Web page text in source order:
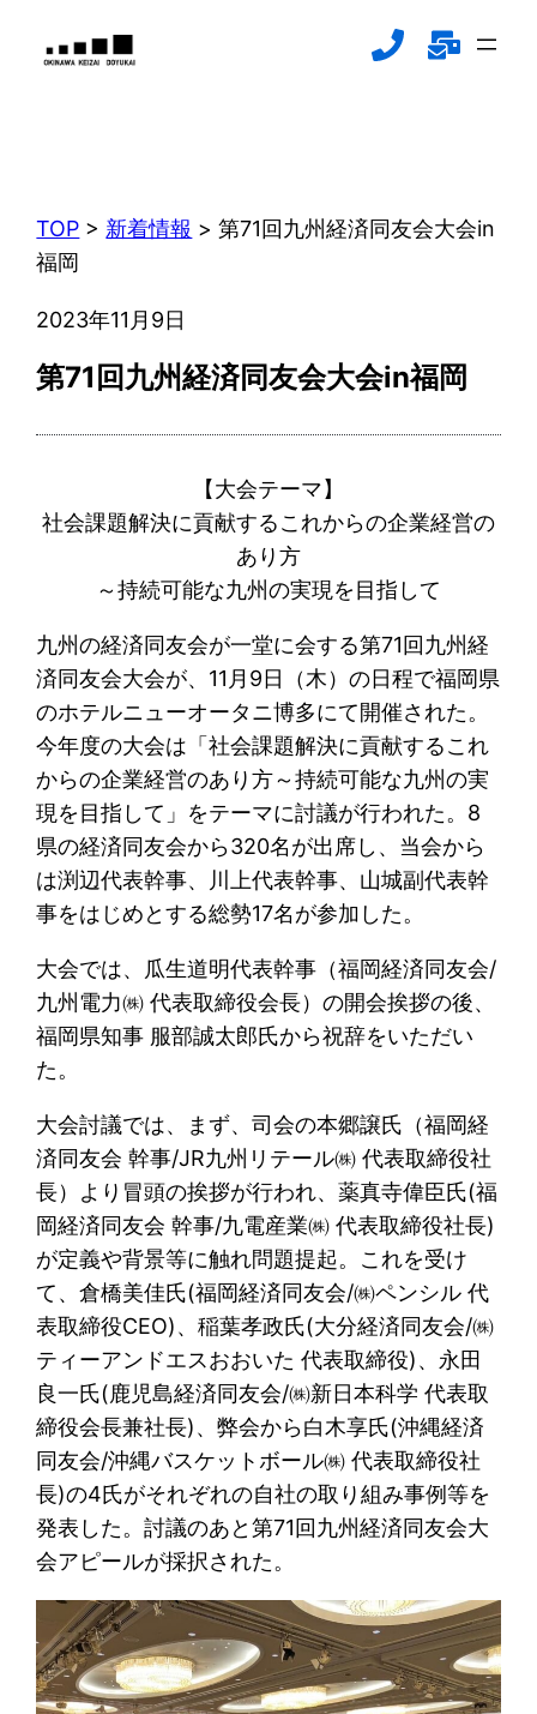
TOP > 新着情報 >第71回九州経済同友会大会in
福岡
2023年11月9日
第71回九州経済同友会大会in福岡
【大会テーマ】
社会課題解決に貢献するこれからの企業経営の
あり方
～持続可能な九州の実現を目指して
九州の経済同友会が一堂に会する第71回九州経
済同友会大会が、11月9日（木）の日程で福岡県
のホテルニューオータニ博多にて開催された。
今年度の大会は「社会課題解決に貢献するこれ
からの企業経営のあり方～持続可能な九州の実
現を目指して」をテーマに討議が行われた。8
県の経済同友会から320名が出席し、当会から
は渕辺代表幹事、川上代表幹事、山城副代表幹
事をはじめとする総勢17名が参加した。
大会では、瓜生道明代表幹事（福岡経済同友会/
九州電力㈱ 代表取締役会長）の開会挨拶の後、
福岡県知事 服部誠太郎氏から祝辞をいただい
た。
大会討議では、まず、司会の本郷譲氏（福岡経
済同友会 幹事/JR九州リテール㈱ 代表取締役社
長）より冒頭の挨拶が行われ、薬真寺偉臣氏(福
岡経済同友会 幹事/九電産業㈱ 代表取締役社長)
が定義や背景等に触れ問題提起。これを受け
て、倉橋美佳氏(福岡経済同友会/㈱ペンシル 代
表取締役CEO)、稲葉孝政氏(大分経済同友会/㈱
ティーアンドエスおおいた 代表取締役)、永田
良一氏(鹿児島経済同友会/㈱新日本科学 代表取
締役会長兼社長)、弊会から白木享氏(沖縄経済
同友会/沖縄バスケットボール㈱ 代表取締役社
長)の4氏がそれぞれの自社の取り組み事例等を
発表した。討議のあと第71回九州経済同友会大
会アピールが採択された。